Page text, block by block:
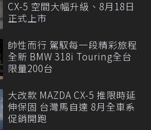
CX-5 空間大幅升級、8月18日
正式上市
帥性而行 駕馭每一段精彩旅程
全新 BMW 318i Touring全台
限量200台
大改款 MAZDA CX-5 推限時延
伸保固 台灣馬自達 8月全車系
促銷開跑